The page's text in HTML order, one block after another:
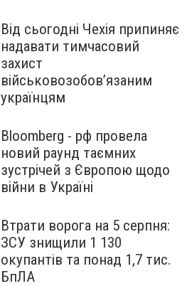
Від сьогодні Чехія припиняє
надавати тимчасовий
захист
військовозобов’язаним
українцям
Bloomberg - рф провела
новий раунд таємних
зустрічей з Європою щодо
війни в Україні
Втрати ворога на 5 серпня:
ЗСУ знищили 1 130
окупантів та понад 1,7 тис.
БпЛА